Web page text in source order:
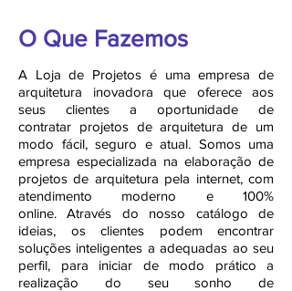
O Que Fazemos
A Loja de Projetos é uma empresa de
arquitetura inovadora que oferece aos
seus clientes a oportunidade de
contratar projetos de arquitetura de um
modo fácil, seguro e atual. Somos uma
empresa especializada na elaboração de
projetos de arquitetura pela internet, com
atendimento moderno e 100%
online. Através do nosso catálogo de
ideias, os clientes podem encontrar
soluções inteligentes a adequadas ao seu
perfil, para iniciar de modo prático a
realização do seu sonho de